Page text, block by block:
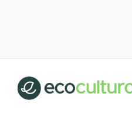
contenuto